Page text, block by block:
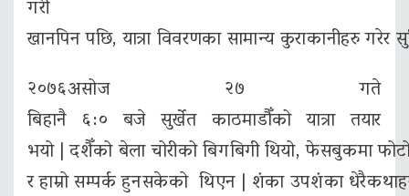
गरी
खानपिन पछि, यात्रा विवरणका सामान्य कुराकानीहरु गरेर
२०७६असोज २७ गते
बिहानै ६:० बजे सुर्खेत काठमाडौँको यात्रा तयार
भयो | दशैँको बेला चोरीको बिगबिगी थियो, फेसबुकमा
र हाम्रो सम्पर्क हुनसकेको थिएन | शंका उपशंका